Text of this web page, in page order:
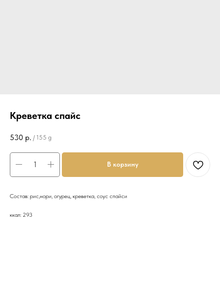
Креветка спайс
530 р. / 155 g
В корзину
Состав: рис,нори, огурец, креветка, соус спайси
ккал: 293